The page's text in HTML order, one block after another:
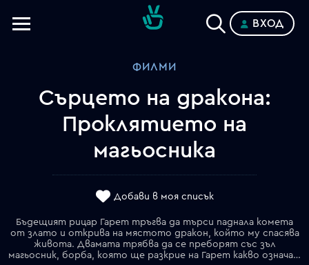
Планове
ВХОД
ФИЛМИ
Сърцето на дракона:
Проклятието на
магьосника
Добави в моя списък
Бъдещият рицар Гарет тръгва да търси паднала комета
от злато и открива на мястото дракон, който му спасява
живота. Двамата трябва да се преборят със зъл
магьосник, борба, която ще разкрие на Гарет какво означава да станеш истински рицар.